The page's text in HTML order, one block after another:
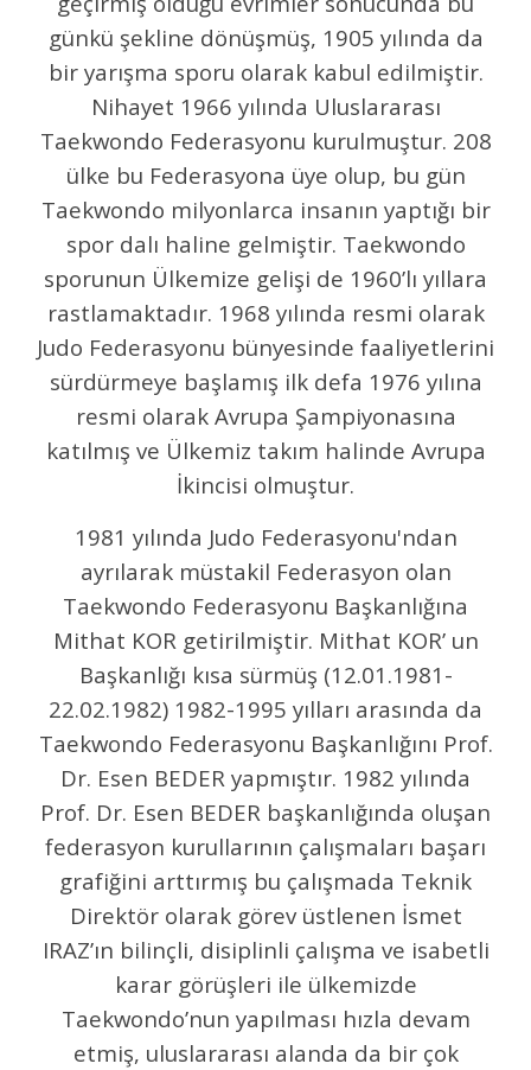
günkü şekline dönüşmüş, 1905 yılında da
bir yarışma sporu olarak kabul edilmiştir.
Nihayet 1966 yılında Uluslararası
Taekwondo Federasyonu kurulmuştur. 208
ülke bu Federasyona üye olup, bu gün
Taekwondo milyonlarca insanın yaptığı bir
spor dalı haline gelmiştir. Taekwondo
sporunun Ülkemize gelişi de 1960’lı yıllara
rastlamaktadır. 1968 yılında resmi olarak
Judo Federasyonu bünyesinde faaliyetlerini
sürdürmeye başlamış ilk defa 1976 yılına
resmi olarak Avrupa Şampiyonasına
katılmış ve Ülkemiz takım halinde Avrupa
İkincisi olmuştur.
1981 yılında Judo Federasyonu'ndan
ayrılarak müstakil Federasyon olan
Taekwondo Federasyonu Başkanlığına
Mithat KOR getirilmiştir. Mithat KOR’ un
Başkanlığı kısa sürmüş (12.01.1981-
22.02.1982) 1982-1995 yılları arasında da
Taekwondo Federasyonu Başkanlığını Prof.
Dr. Esen BEDER yapmıştır. 1982 yılında
Prof. Dr. Esen BEDER başkanlığında oluşan
federasyon kurullarının çalışmaları başarı
grafiğini arttırmış bu çalışmada Teknik
Direktör olarak görev üstlenen İsmet
IRAZ’ın bilinçli, disiplinli çalışma ve isabetli
karar görüşleri ile ülkemizde
Taekwondo’nun yapılması hızla devam
etmiş, uluslararası alanda da bir çok